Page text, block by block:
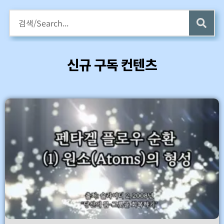
구독회원용 전자책 증정
카멜롯 인터뷰 Part 1 (4 ~6) 업데이트 (7/24)
바로가기
신규 구독 컨텐츠